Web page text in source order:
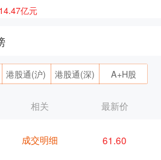
14.47亿元
港股通(沪) 港股通(深) A+H股
相关 最新价
成交明细 61.60